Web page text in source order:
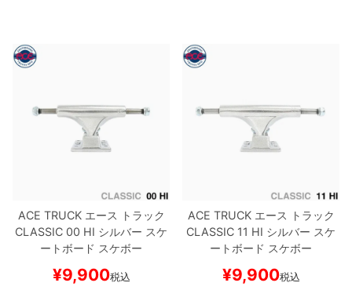
ACE TRUCKエース トラック
CLASSIC 00 HI シルバー スケ
ートボード スケボー
¥9,900税込
ACE TRUCKエース トラック
CLASSIC 11 HI シルバー スケ
ートボード スケボー
¥9,900税込